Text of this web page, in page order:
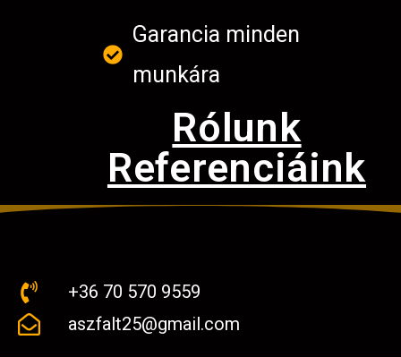
Garancia minden
munkára
Rólunk
Referenciáink
+36 70 570 9559
aszfalt25@gmail.com